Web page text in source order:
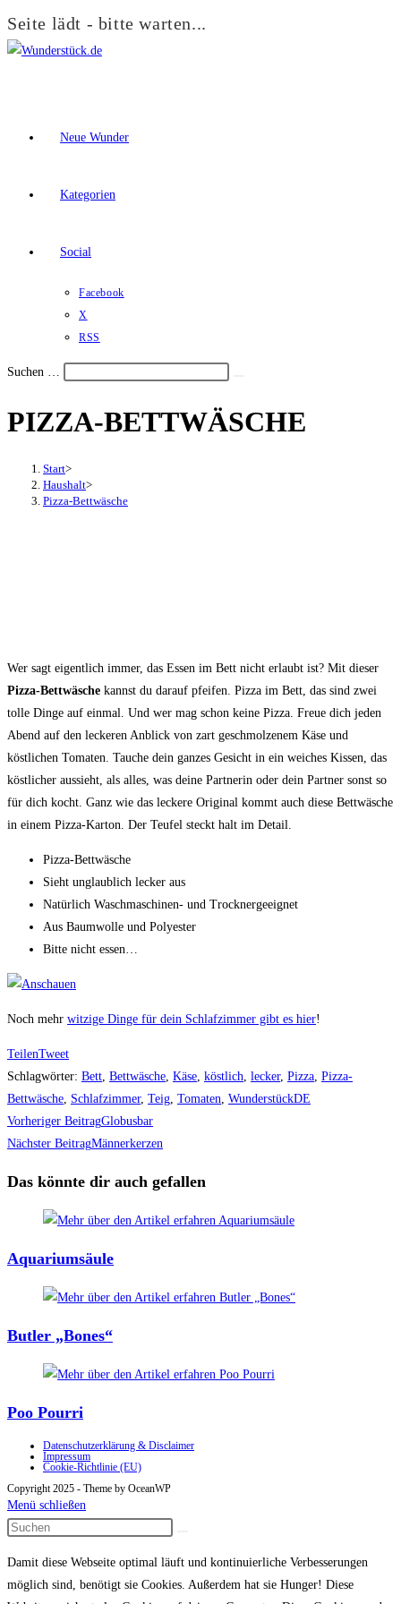
Seite lädt - bitte warten...
Zum
Neue Wunder
Kategorien
Social
Facebook
X
RSS
Suchen …
den
PIZZA-BETTWÄSCHE
Start>
Haushalt>
Pizza-Bettwäsche
Wer sagt eigentlich immer, das Essen im Bett nicht erlaubt ist? Mit dieser
Pizza-Bettwäsche kannst du darauf pfeifen. Pizza im Bett, das sind zwei
tolle Dinge auf einmal. Und wer mag schon keine Pizza. Freue dich jeden
Abend auf den leckeren Anblick von zart geschmolzenem Käse und
köstlichen Tomaten. Tauche dein ganzes Gesicht in ein weiches Kissen, das
köstlicher aussieht, als alles, was deine Partnerin oder dein Partner sonst so
für dich kocht. Ganz wie das leckere Original kommt auch diese Bettwäsche
in einem Pizza-Karton. Der Teufel steckt halt im Detail.
Pizza-Bettwäsche
Sieht unglaublich lecker aus
Natürlich Waschmaschinen- und Trocknergeeignet
Aus Baumwolle und Polyester
Bitte nicht essen…
Noch mehr witzige Dinge für dein Schlafzimmer gibt es hier!
TeilenTweet
Schlagwörter: Bett, Bettwäsche, Käse, köstlich, lecker, Pizza, Pizza-
Bettwäsche, Schlafzimmer, Teig, Tomaten, WunderstückDE
Weitere
Artikel
ansehen
Vorheriger BeitragGlobusbar
Nächster BeitragMännerkerzen
Das könnte dir auch gefallen
Aquariumsäule
Butler „Bones“
Poo Pourri
Datenschutzerklärung & Disclaimer
Impressum
Cookie-Richtlinie (EU)
Copyright 2025 - Theme by OceanWP
Menü schließen
Damit diese Webseite optimal läuft und kontinuierliche Verbesserungen
möglich sind, benötigt sie Cookies. Außerdem hat sie Hunger! Diese